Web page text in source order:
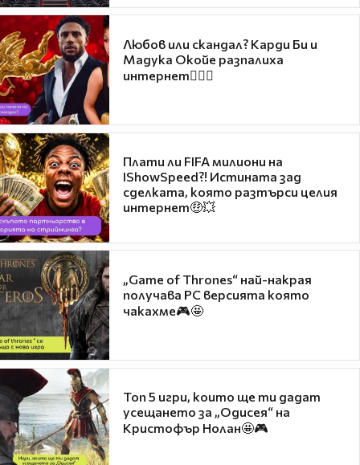
Любов или скандал? Карди Би и
Мадука Окойе разпалиха
интернет❤️‍🔥🔥
Плати ли FIFA милиони на
IShowSpeed?! Истината зад
сделката, която разтърси целия
интернет🤑💥
„Game of Thrones“ най-накрая
получава PC версията която
чакахме🎮🤩
Топ 5 игри, които ще ти дадат
усещането за „Одисея“ на
Кристофър Нолан🤩🎮